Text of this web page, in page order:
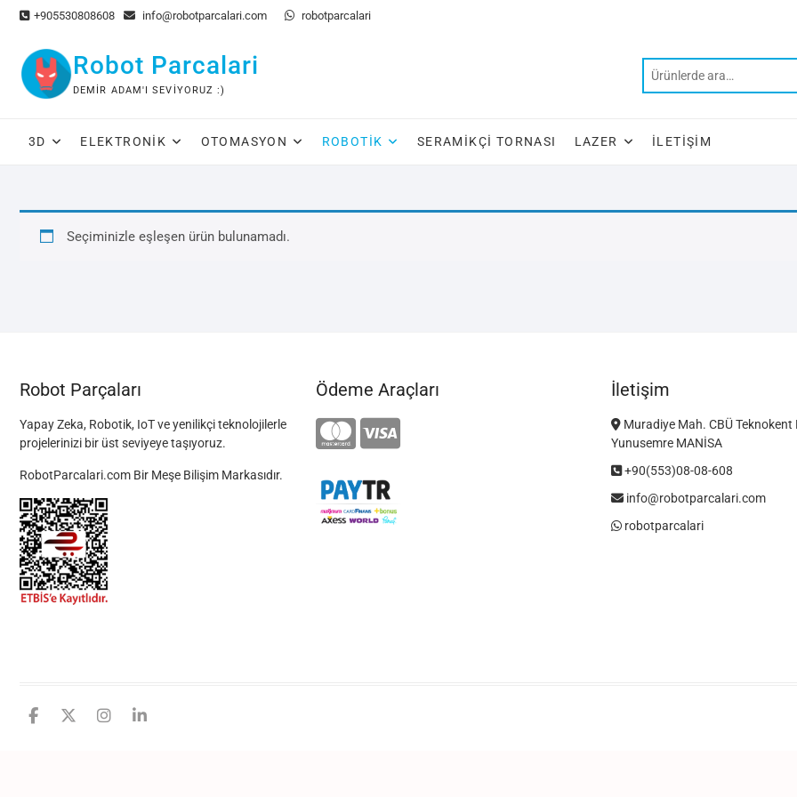
Skip
content
+905530808608 info@robotparcalari.com robotparcalari
Robot Parcalari
DEMIR ADAM'I SEVIYORUZ :)
3D ELEKTRONIK OTOMASYON ROBOTIK SERAMIKÇI TORNASI LAZER İLETIŞIM
Seçiminizle eşleşen ürün bulunamadı.
Robot Parçaları
Yapay Zeka, Robotik, IoT ve yenilikçi teknolojilerle
projelerinizi bir üst seviyeye taşıyoruz.
RobotParcalari.com Bir Meşe Bilişim Markasıdır.
Ödeme Araçları İletişim
Muradiye Mah. CBÜ Teknokent
Yunusemre MANİSA
+90(553)08-08-608
info@robotparcalari.com
robotparcalari
facebook
twitter
instagram
linkedin